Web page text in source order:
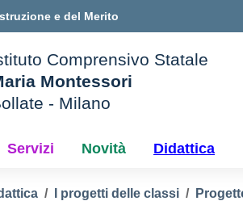
e del Merito
Comprensivo Statale
Montessori
- Milano
Servizi Novità Didattica
I progetti delle classi